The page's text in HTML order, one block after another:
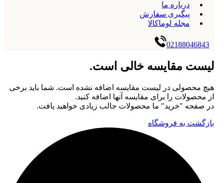
درباره ما
پیگیری سفارش
مجله لوماکالا
02188046843
لیست مقایسه خالی است.
هیچ محصولی در لیست مقایسه اضافه نشده است. شما باید برخی
از محصولات را برای مقایسه آنها اضافه کنید.
در صفحه "خرید" ما محصولات جالب زیادی خواهید یافت.
بازگشت به فروشگاه